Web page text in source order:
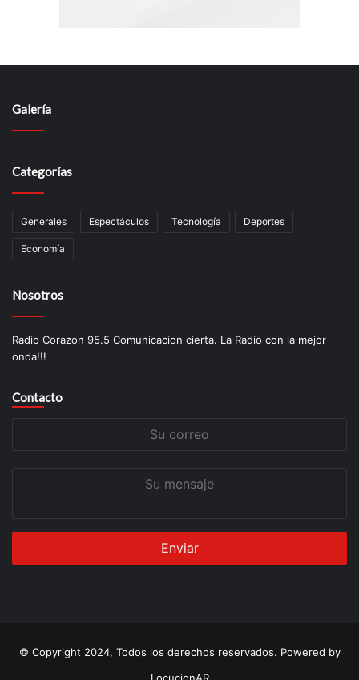
Galería
Categorías
Generales Espectáculos Tecnología Deportes
Economía
Nosotros
Radio Corazon 95.5 Comunicacion cierta. La Radio con la mejor
onda!!!
Contacto
© Copyright 2024, Todos los derechos reservados. Powered by